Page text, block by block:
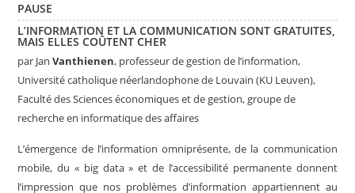
PAUSE
L’INFORMATION ET LA COMMUNICATION SONT GRATUITES,
MAIS ELLES COÛTENT CHER
par JanVanthienen, professeur degestion de l’information,
Université catholique néerlandophone de Louvain (KU Leuven),
Facultédes Sciences économiques et de gestion,groupe de
recherche en informatique des affaires
L’émergence de l’information omniprésente, de la communication
mobile, du « big data » et de l’accessibilité permanente donnent
l’impression que nos problèmes d’information appartiennent au